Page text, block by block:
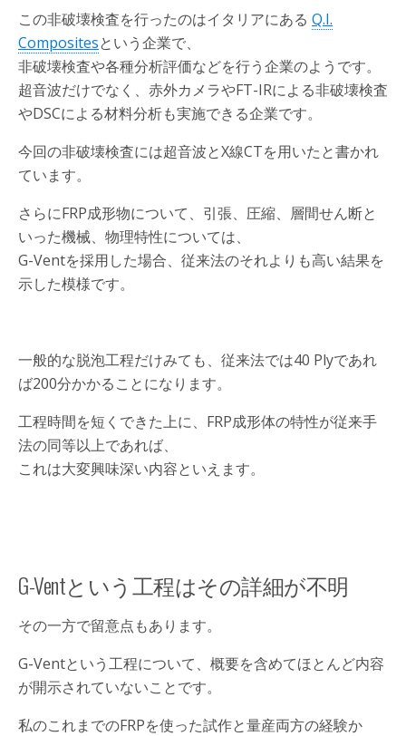
この非破壊検査を行ったのはイタリアにある Q.I.
Compositesという企業で、
非破壊検査や各種分析評価などを行う企業のようです。
超音波だけでなく、赤外カメラやFT-IRによる非破壊検査
やDSCによる材料分析も実施できる企業です。
今回の非破壊検査には超音波とX線CTを用いたと書かれ
ています。
さらにFRP成形物について、引張、圧縮、層間せん断と
いった機械、物理特性については、
G-Ventを採用した場合、従来法のそれよりも高い結果を
示した模様です。
一般的な脱泡工程だけみても、従来法では40 Plyであれ
ば200分かかることになります。
工程時間を短くできた上に、FRP成形体の特性が従来手
法の同等以上であれば、
これは大変興味深い内容といえます。
G-Ventという工程はその詳細が不明
その一方で留意点もあります。
G-Ventという工程について、概要を含めてほとんど内容
が開示されていないことです。
私のこれまでのFRPを使った試作と量産両方の経験か